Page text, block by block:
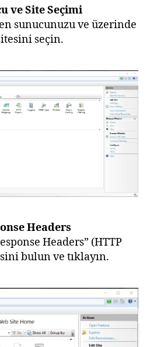
ve Site Seçimi
sunucunuzu ve üzerinde
seçin.
Headers
Headers” (HTTP
bulun ve tıklayın.